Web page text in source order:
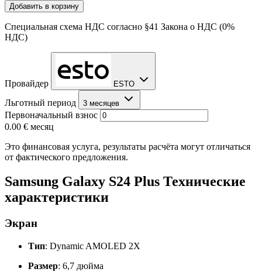
Добавить в корзину
Специальная схема НДС согласно §41 Закона о НДС (0%
НДС)
Провайдер ESTO
Льготный период 3 месяцев
Первоначальный взнос
0.00 € месяц
Это финансовая услуга, результаты расчёта могут отличаться
от фактического предложения.
Samsung Galaxy S24 Plus Технические
характеристики
Экран
Тип: Dynamic AMOLED 2X
Размер: 6,7 дюйма